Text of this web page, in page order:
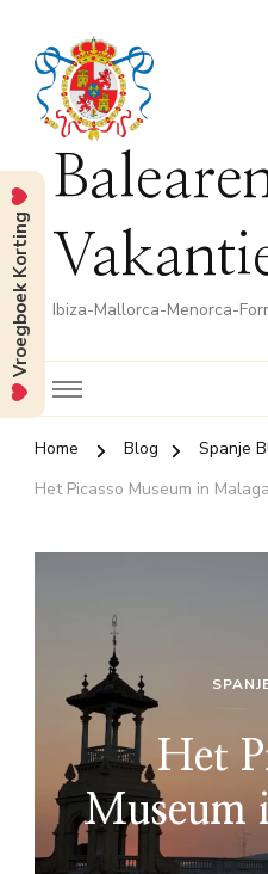
Ibiza-Mallorca-Menorca-
Home Blog
Spanje
Het Picasso Museum in Malaga
Het
Museum
Vroegboek Korting